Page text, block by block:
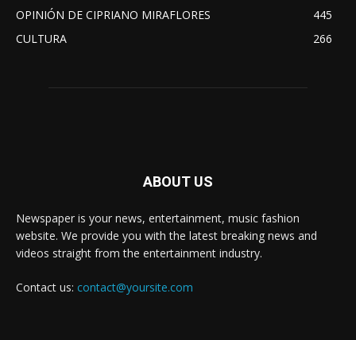
OPINIÓN DE CIPRIANO MIRAFLORES
445
CULTURA
266
ABOUT US
Newspaper is your news, entertainment, music fashion
website. We provide you with the latest breaking news and
videos straight from the entertainment industry.
Contact us: contact@yoursite.com